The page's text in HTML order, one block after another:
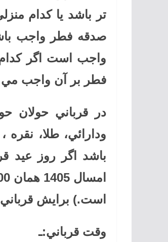
تر باشد يا كدام
صدقه فطر واجب
واجب است اگر
فطر بر آن واجب
در قرباني
ودارائي، طلا،
است.) برايش
وقت قرباني:ـ